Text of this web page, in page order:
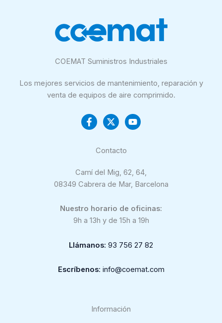
COEMAT Suministros Industriales
Los mejores servicios de mantenimiento, reparación y
venta de equipos de aire comprimido.
Contacto
Camí del Mig, 62, 64,
08349 Cabrera de Mar, Barcelona
Nuestro horario de oficinas:
9h a 13h y de 15h a 19h
Llámanos: 93 756 27 82
Escríbenos: info@coemat.com
Información